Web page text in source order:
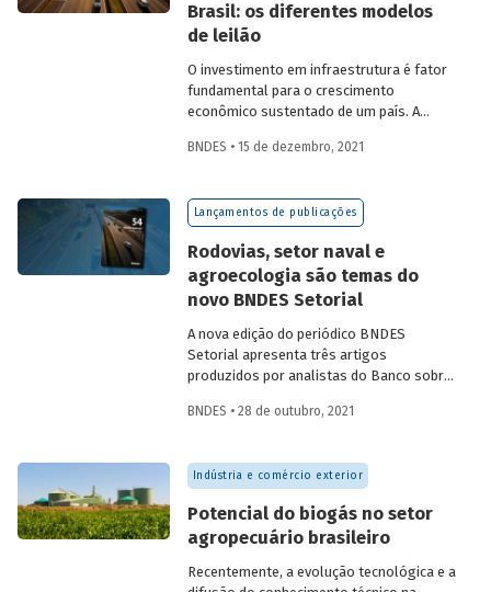
Brasil: os diferentes modelos
de leilão
O investimento em infraestrutura é fator
fundamental para o crescimento
econômico sustentado de um país. A
concessões rodoviárias começaram a ser
sem comprometer os investimentos no
setor. Saiba mais sobre os diferentes
concessões de rodovias realizadas no
país.
BNDES • 15 de dezembro, 2021
Lançamentos de publicações
Rodovias, setor naval e
agroecologia são temas do
novo BNDES Setorial
A nova edição do periódico BNDES
Setorial apresenta três artigos
produzidos por analistas do Banco sobre
agroecologia, importantes áreas do
sobre os artigos e confira a publicação
completa.
BNDES • 28 de outubro, 2021
Indústria e comércio exterior
Potencial do biogás no setor
agropecuário brasileiro
Recentemente, a evolução tecnológica e a